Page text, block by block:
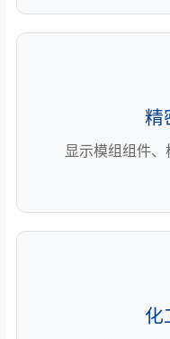
精
显示模组组件
化